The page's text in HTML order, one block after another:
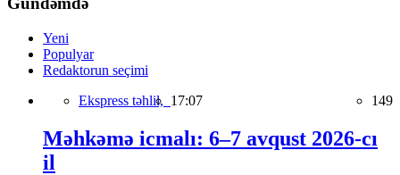
Yeni
Populyar
Redaktorun seçimi
Ekspress təhlil, 17:07 149
Məhkəmə icmalı: 6–7 avqust 2026-cı
il